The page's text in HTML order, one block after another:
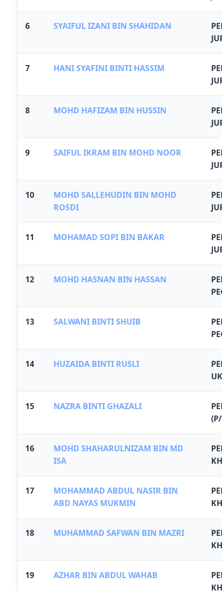
6 SYAIFUL IZANI BIN SHAHIDAN
7 HANI SYAFINI BINTI HASSIM
8 MOHD HAFIZAM BIN HUSSIN
9 SAIFUL IKRAM BIN MOHD NOOR
10
MOHD SALLEHUDIN BIN MOHD
ROSDI
11 MOHAMAD SOPI BIN BAKAR
12 MOHD HASNAN BIN HASSAN
13 SALWANI BINTI SHUIB
14 HUZAIDA BINTI RUSLI
15 NAZRA BINTI GHAZALI
16
MOHD SHAHARULNIZAM BIN MD
ISA
17
MOHAMMAD ABDUL NASIR BIN
ABD NAYAS MUKMIN
18 MUHAMMAD SAFWAN BIN MAZRI
19 AZHAR BIN ABDUL WAHAB